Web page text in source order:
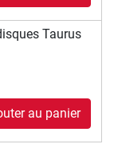
Taurus
au panier